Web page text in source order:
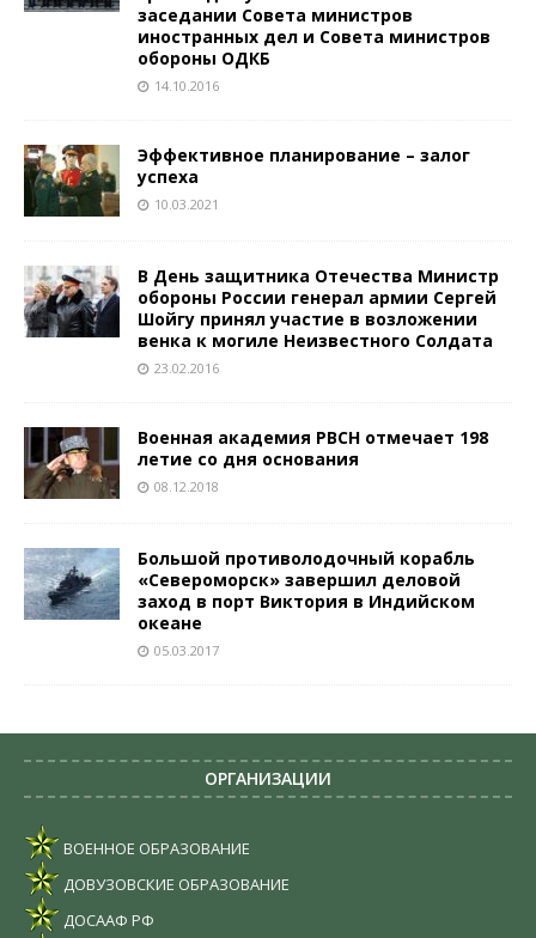
заседании Совета министров
иностранных дел и Совета министров
обороны ОДКБ
14.10.2016
Эффективное планирование – залог
успеха
10.03.2021
В День защитника Отечества Министр
обороны России генерал армии Сергей
Шойгу принял участие в возложении
венка к могиле Неизвестного Солдата
23.02.2016
Военная академия РВСН отмечает 198
летие со дня основания
08.12.2018
Большой противолодочный корабль
«Североморск» завершил деловой
заход в порт Виктория в Индийском
океане
05.03.2017
ОРГАНИЗАЦИИ
ВОЕННОЕ ОБРАЗОВАНИЕ
ДОВУЗОВСКИЕ ОБРАЗОВАНИЕ
ДОСААФ РФ